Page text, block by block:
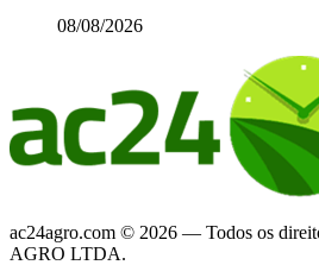
08/08/2026
ac24agro.com © 2026 — Todos os
AGRO LTDA.